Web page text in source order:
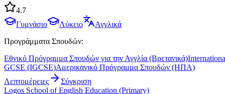
4.7
Γυμνάσιο
Λύκειο
Αγγλικά
Προγράμματα Σπουδών:
Εθνικό Πρόγραμμα Σπουδών για την Αγγλία (Βρετανικά)
GCSE (IGCSE)Αμερικανικό Πρόγραμμα Σπουδών (ΗΠΑ)
Λεπτομέρειες
Σύγκριση
Logos School of English Education (Primary)